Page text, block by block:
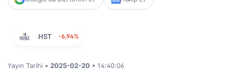
HST -6,94%
Yayın Tarihi • 2025-02-20 • 14:40:06